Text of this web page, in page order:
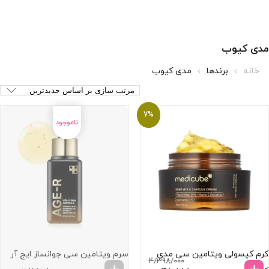
مدی کیوب
خانه برندها مدی کیوب
7%
کرم کپسولی ویتامین سی مدی
4/398/000
سرم ویتامین سی جوانساز ایج آر